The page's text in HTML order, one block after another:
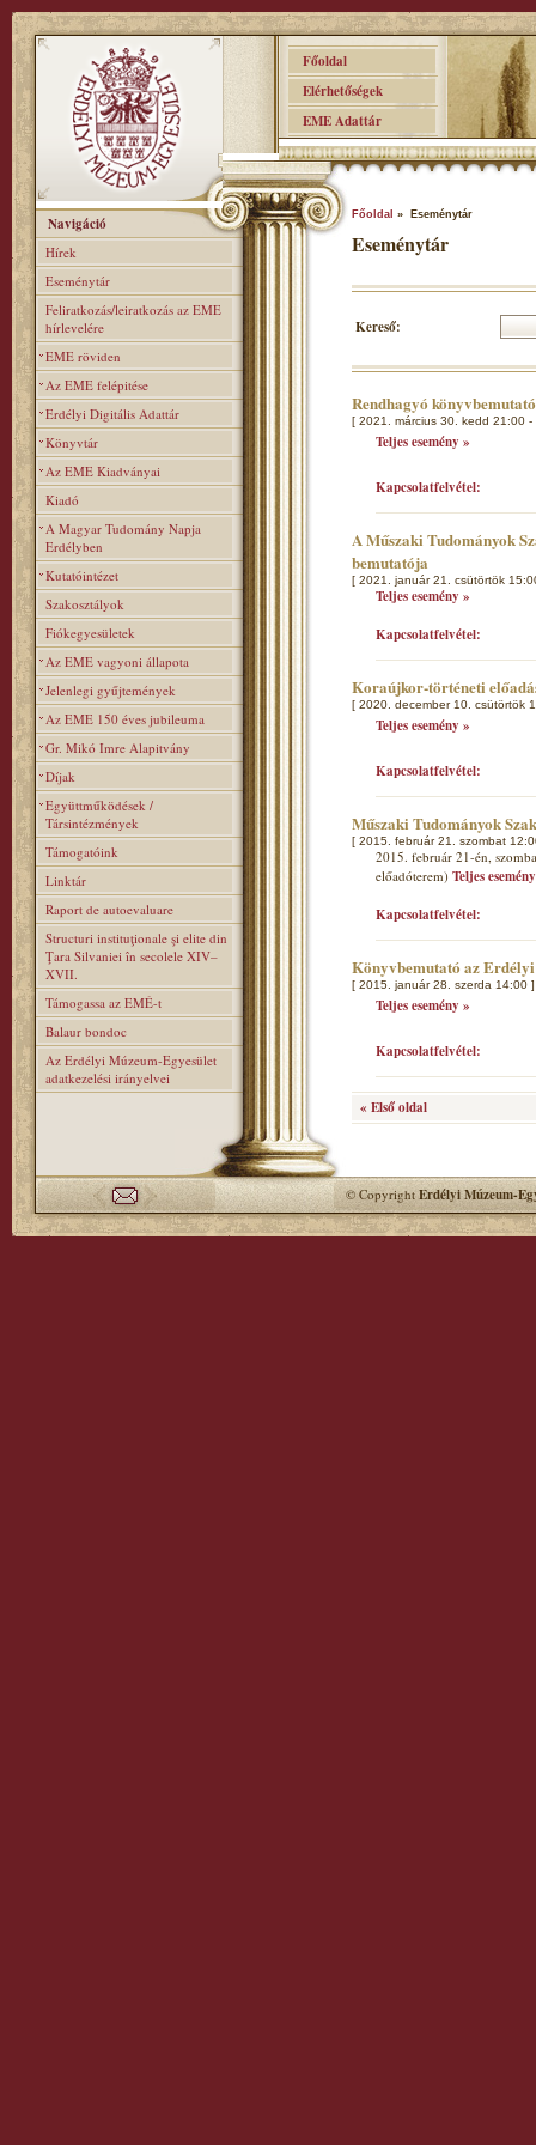
Főoldal
Elérhetőségek
EME Adattár
Navigáció
Hírek
Eseménytár
Feliratkozás/leiratkozás az EME
hírlevelére
EME röviden
Az EME felépitése
Erdélyi Digitális Adattár
Könyvtár
Az EME Kiadványai
Kiadó
A Magyar Tudomány Napja
Erdélyben
Kutatóintézet
Szakosztályok
Fiókegyesületek
Az EME vagyoni állapota
Jelenlegi gyűjtemények
Az EME 150 éves jubileuma
Gr. Mikó Imre Alapitvány
Díjak
Együttműködések /
Társintézmények
Támogatóink
Linktár
Raport de autoevaluare
Structuri instituţionale şi elite din
Ţara Silvaniei în secolele XIV–
XVII.
Támogassa az EMÉ-t
Balaur bondoc
Az Erdélyi Múzeum-Egyesület
adatkezelési irányelvei
Főoldal » Eseménytár
Eseménytár
Kereső:
Rendhagyó
[ 2021. március 30. kedd 21:00
Teljes esemény »
Kapcsolatfelvétel:
A Műszaki Tudományok
bemutatója
[ 2021. január 21. csütörtök
Teljes esemény »
Kapcsolatfelvétel:
Koraújkor-történeti
[ 2020. december 10. csütörtök
Teljes esemény »
Kapcsolatfelvétel:
Műszaki Tudományok
[ 2015. február 21. szombat
2015. február 21-én,
előadóterem) Teljes
Kapcsolatfelvétel:
Könyvbemutató az
[ 2015. január 28. szerda 14:00 ]
Teljes esemény »
Kapcsolatfelvétel:
« Első oldal
© CopyrightErdélyi Múzeum-